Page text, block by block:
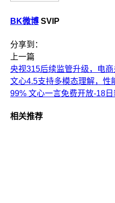
BK微博 SVIP
分享到：
上一篇
央视315后续监管升级，电
文心4.5支持多模态理解，性
99% 文心一言免费开放-18
相关推荐